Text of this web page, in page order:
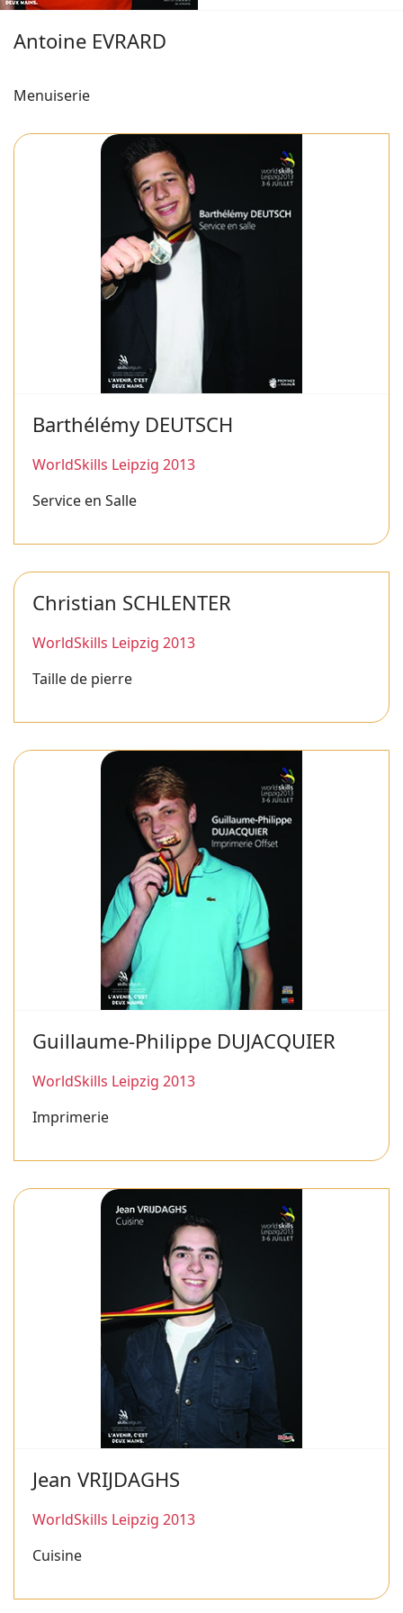
Antoine EVRARD
Menuiserie
Barthélémy DEUTSCH
WorldSkills Leipzig 2013
Service en Salle
Christian SCHLENTER
WorldSkills Leipzig 2013
Taille de pierre
Guillaume-Philippe DUJACQUIER
WorldSkills Leipzig 2013
Imprimerie
Jean VRIJDAGHS
WorldSkills Leipzig 2013
Cuisine